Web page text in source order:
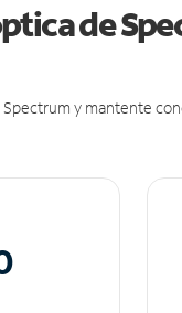
de
y mantente